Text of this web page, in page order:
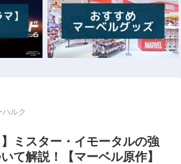
ハルク
】ミスター・イモータルの強
て解説！【マーベル原作】